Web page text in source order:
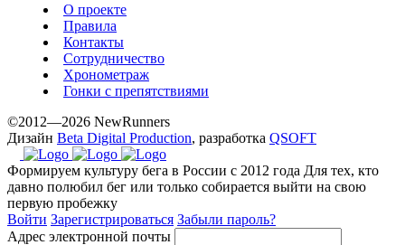
О проекте
Правила
Контакты
Сотрудничество
Хронометраж
Гонки с препятствиями
©2012—2026 NewRunners
Дизайн Beta Digital Production, разработка QSOFT
Формируем культуру бега в России с 2012 года Для тех, кто
давно полюбил бег или только собирается выйти на свою
первую пробежку
Войти Зарегистрироваться Забыли пароль?
Адрес электронной почты